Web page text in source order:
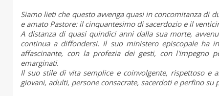
Siamo lieti che questo avvenga quasi in concomitanza
e amato Pastore: il cinquantesimo di sacerdozio e il
A distanza di quasi quindici anni dalla sua morte,
continua a diffondersi. Il suo ministero episcopale ha
affascinante, con la profezia dei gesti, con l'impegno
emarginati.
Il suo stile di vita semplice e coinvolgente, rispettoso e
giovani, adulti, persone consacrate, sacerdoti e perfino